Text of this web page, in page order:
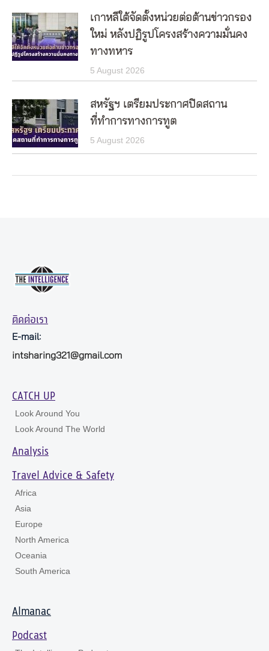
เกาหลีใต้จัดตั้งหน่วยต่อต้านข่าวกรอง
ใหม่ หลังปฏิรูปโครงสร้างความมั่นคง
ทางทหาร
5 August 2026
สหรัฐฯ เตรียมประกาศปิดสถาน
ที่ทำการทางการทูต
5 August 2026
ติดต่อเรา
E-mail:
intsharing321@gmail.com
CATCH UP
Look Around You
Look Around The World
Analysis
Travel Advice & Safety
Africa
Asia
Europe
North America
Oceania
South America
Almanac
Podcast